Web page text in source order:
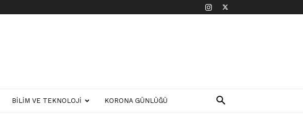
BILIM VE TEKNOLOJI KORONA GÜNLÜĞÜ